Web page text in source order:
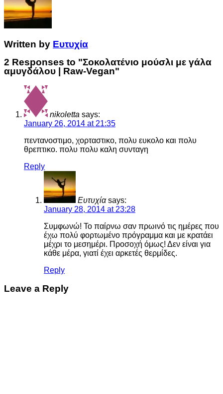
Written by Ευτυχία
2 Responses to "Σοκολατένιο μούσλι με γάλα
αμυγδάλου | Raw-Vegan"
nikoletta says:
January 26, 2014 at 21:35
πεντανοστιμο, χορταστικο, πολυ ευκολο και πολυ
θρεπτικο. πολυ πολυ καλη συνταγη
Reply
Ευτυχία says:
January 28, 2014 at 23:28
Συμφωνώ! Το παίρνω σαν πρωινό τις ημέρες που
έχω πολύ φορτωμένο πρόγραμμα και με κρατάει
μέχρι το μεσημέρι. Προσοχή όμως! Δεν είναι για
κάθε μέρα, γιατί έχει αρκετές θερμίδες.
Reply
Leave a Reply